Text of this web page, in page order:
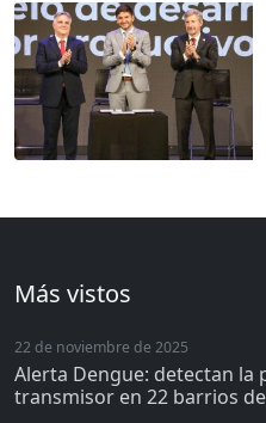
Más vistos
22 de noviembre de 2025
Alerta Dengue: detectan la
transmisor en 22 barrios